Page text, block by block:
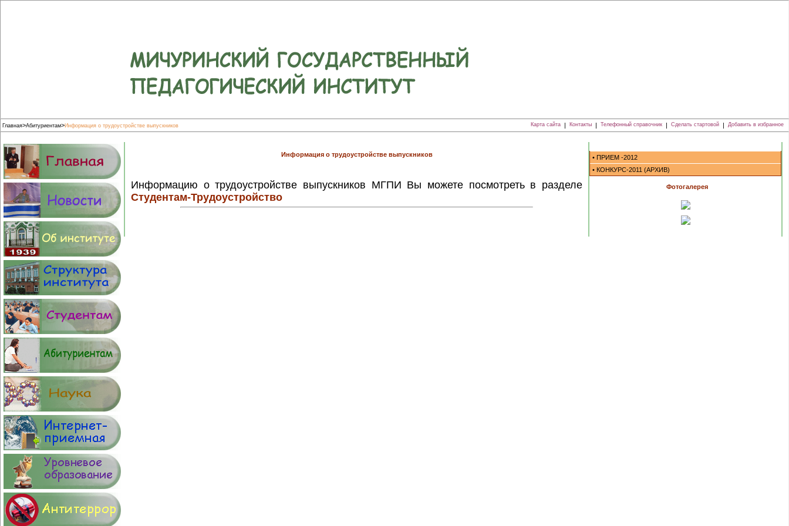
Главная>Абитуриентам>Информация о трудоустройстве выпускников Карта сайта | Контакты | Телефонный справочник | Сделать стартовой | Добавить в избранное
Информация о трудоустройстве выпускников
Информацию о трудоустройстве выпускников МГПИ Вы можете посмотреть в разделе
Студентам-Трудоустройство
• ПРИЕМ -2012
• КОНКУРС-2011 (АРХИВ)
Фотогалерея